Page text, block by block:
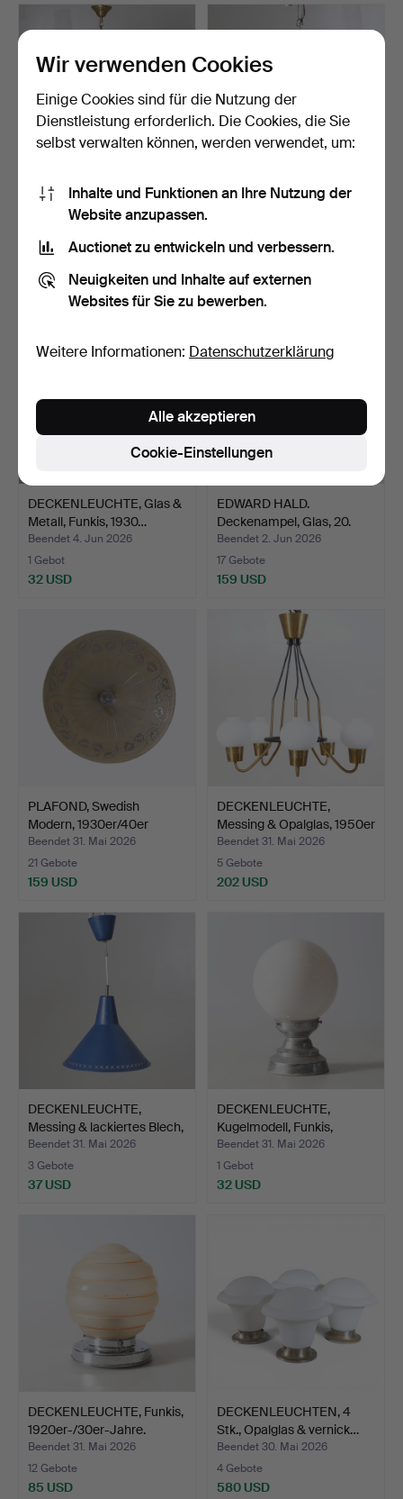
KRONLEUCHTER,
Barockstil, 20. Jahrhundert.
1 Gebot
32 USD
DECKENLEUCHTE, Hadar
106 USD
DECKENLEUCHTE, Glas &
Metall, Funkis, 1930…
Beendet 4. Jun 2026
1 Gebot
32 USD
EDWARD HALD.
Deckenampel, Glas, 20.
Jahrhu…
Beendet 2. Jun 2026
17 Gebote
159 USD
PLAFOND, Swedish
Modern, 1930er/40er
Jahre.
Beendet 31. Mai 2026
21 Gebote
159 USD
DECKENLEUCHTE,
Messing & Opalglas, 1950er
…
Beendet 31. Mai 2026
5 Gebote
202 USD
DECKENLEUCHTE,
Messing & lackiertes Blech,
…
Beendet 31. Mai 2026
3 Gebote
37 USD
DECKENLEUCHTE,
Kugelmodell, Funkis,
1920er…
Beendet 31. Mai 2026
1 Gebot
32 USD
DECKENLEUCHTE, Funkis,
1920er-/30er-Jahre.
Beendet 31. Mai 2026
12 Gebote
85 USD
DECKENLEUCHTEN, 4
Stk., Opalglas & vernick…
Beendet 30. Mai 2026
4 Gebote
580 USD
Wir verwenden Cookies
Einige Cookies sind für die Nutzung der
Dienstleistung erforderlich. Die Cookies, die Sie
selbst verwalten können, werden verwendet, um:
Inhalte und Funktionen an Ihre Nutzung der
Website anzupassen.
Auctionet zu entwickeln und verbessern.
Neuigkeiten und Inhalte auf externen
Websites für Sie zu bewerben.
Weitere Informationen: Datenschutzerklärung
Cookie-Einstellungen
Alle akzeptieren